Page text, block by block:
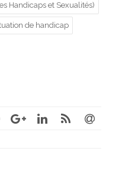
Handicaps et Sexualités)
de handicap